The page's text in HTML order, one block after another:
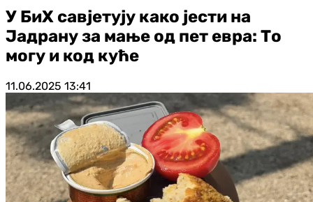
У БиХ савјетују како јести на
Јадрану за мање од пет евра: То
могу и код куће
11.06.2025 13:41